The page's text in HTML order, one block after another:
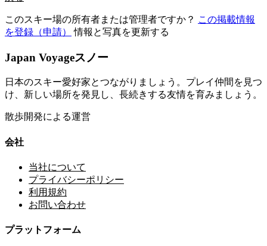
このスキー場の所有者または管理者ですか？ この掲載情報
を登録（申請）
情報と写真を更新する
Japan Voyageスノー
日本のスキー愛好家とつながりましょう。プレイ仲間を見つ
け、新しい場所を発見し、長続きする友情を育みましょう。
散歩開発による運営
会社
当社について
プライバシーポリシー
利用規約
お問い合わせ
プラットフォーム